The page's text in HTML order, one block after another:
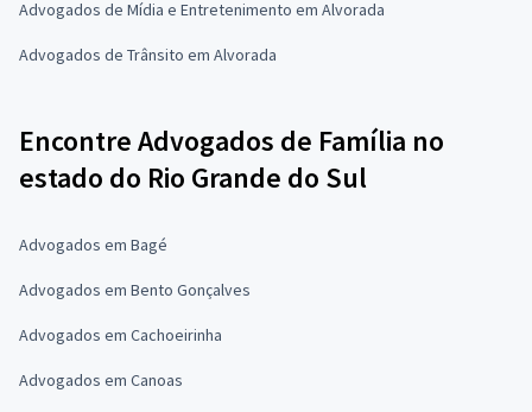
Advogados de Mídia e Entretenimento em Alvorada
Advogados de Trânsito em Alvorada
Encontre Advogados de Família no
estado do Rio Grande do Sul
Advogados em Bagé
Advogados em Bento Gonçalves
Advogados em Cachoeirinha
Advogados em Canoas